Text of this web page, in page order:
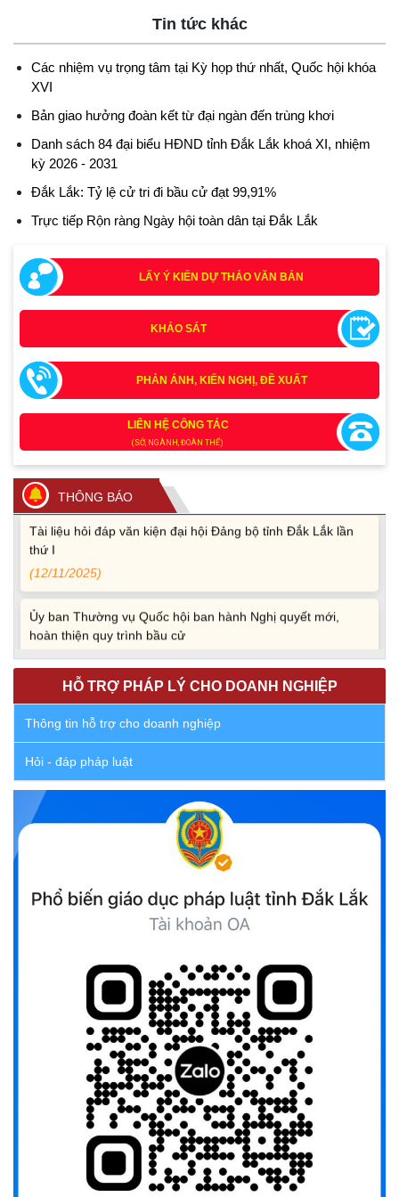
Tin tức khác
Các nhiệm vụ trọng tâm tại Kỳ họp thứ nhất, Quốc hội khóa
XVI
Bản giao hưởng đoàn kết từ đại ngàn đến trùng khơi
Danh sách 84 đại biểu HĐND tỉnh Đắk Lắk khoá XI, nhiệm
kỳ 2026 - 2031
Đắk Lắk: Tỷ lệ cử tri đi bầu cử đạt 99,91%
Trực tiếp Rộn ràng Ngày hội toàn dân tại Đắk Lắk
LẤY Ý KIẾN DỰ THẢO VĂN BẢN
KHẢO SÁT
PHẢN ÁNH, KIẾN NGHỊ, ĐỀ XUẤT
LIÊN HỆ CÔNG TÁC
(SỞ, NGÀNH, ĐOÀN THỂ)
THÔNG BÁO
Tích cực tham gia góp ý, tuyên truyền dự thảo Bộ luật Hình
sự (sửa đổi) và Luật Tổ chức cơ quan điều tra (sửa đổi)
(24/07/2026)
Quy định xử phạt vi phạm vi định giao thông đường bộ
theo Nghị định 168
Tài liệu hỏi đáp văn kiện đại hội Đảng bộ tỉnh Đắk Lắk lần
thứ I
(12/11/2025)
Ủy ban Thường vụ Quốc hội ban hành Nghị quyết mới,
hoàn thiện quy trình bầu cử
(30/10/2025)
Quyết định ban hành danh sách thành viên Hội đồng phối
hợp phổ biến, giáo dục pháp luật tỉnh Đắk Lắk
(22/10/2025)
Đắk Lắk triển khai Cuộc vận động “Toàn dân rèn luyện
thân thể theo gương Bác Hồ vĩ đại” giai đoạn 2026-2030
(13/10/2025)
Ủy ban Mặt trận Tổ quốc Việt Nam tỉnh kêu gọi vận động
(12/10/2025)
CƯỜNG PHÒNG, CHỐNG BỆNH TẢ
(09/10/2025)
Bộ Quốc phòng công bố thủ tục hành chính đủ điều kiện
tái cấu trúc thực hiện toàn trình, một phần trên môi trường
(09/10/2025)
Bộ Chính trị, Ban Bí thư kết luận về phân cấp, phân quyền
trong vận hành chính quyền địa phương 2 cấp
(08/10/2025)
HỖ TRỢ PHÁP LÝ CHO DOANH NGHIỆP
Thông tin hỗ trợ cho doanh nghiệp
Hỏi - đáp pháp luật